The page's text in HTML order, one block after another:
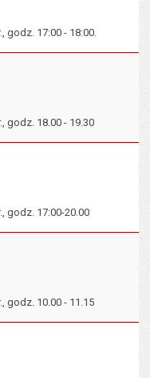
godz. 17:00 - 18:00.
godz. 18.00 - 19.30
godz. 17:00-20.00
godz. 10.00 - 11.15